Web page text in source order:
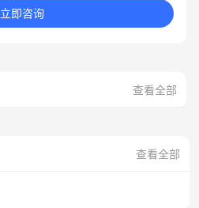
立即咨询
查看全部
查看全部